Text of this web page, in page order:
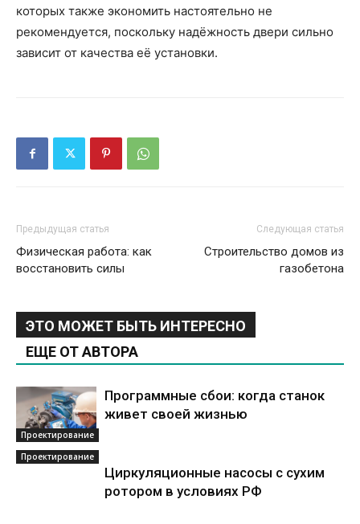
которых также экономить настоятельно не
рекомендуется, поскольку надёжность двери сильно
зависит от качества её установки.
Предыдущая статья
Физическая работа: как
восстановить силы
Следующая статья
Строительство домов из
газобетона
ЭТО МОЖЕТ БЫТЬ ИНТЕРЕСНО
ЕЩЕ ОТ АВТОРА
Проектирование
Программные сбои: когда станок
живет своей жизнью
Проектирование
Циркуляционные насосы с сухим
ротором в условиях РФ